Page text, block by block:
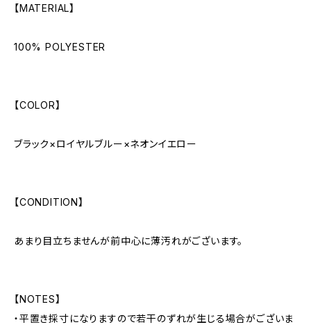
【MATERIAL】
100% POLYESTER
【COLOR】
ブラック×ロイヤルブルー×ネオンイエロー
【CONDITION】
あまり目立ちませんが前中心に薄汚れがございます。
【NOTES】
・平置き採寸になりますので若干のずれが生じる場合がございま